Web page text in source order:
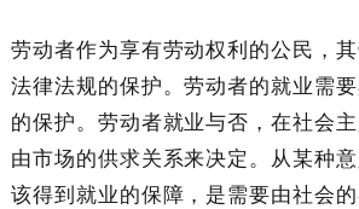
劳动者作为享有劳动权利的公民，
法律法规的保护。劳动者的就业需
的保护。劳动者就业与否，在社会
由市场的供求关系来决定。从某种
该得到就业的保障，是需要由社会